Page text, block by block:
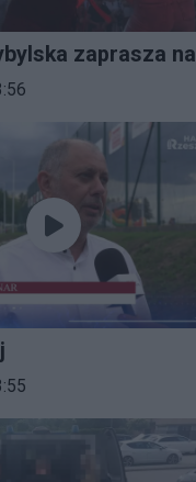
zaprasza na
wideo:
wideo: